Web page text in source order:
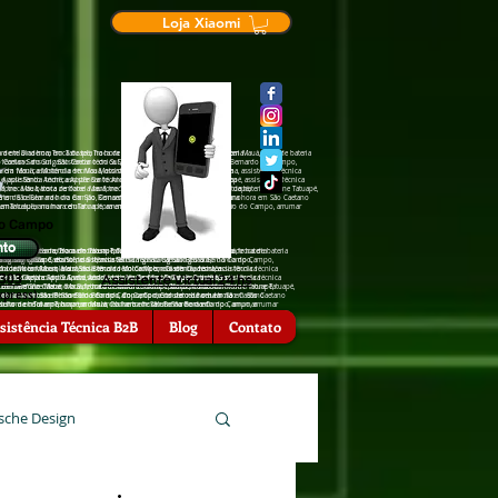
Diadema, Troca de tela na hora em Tatuapé, Troca de tela na hora em Mauá, troca de bateria
Sansumg São Caetano do Sul, assistência †écnica Sansumg São Bernardo do Campo,
†écnica Motorola em Mauá, assistência †écnica Motorola em Diadema, assistência †écnica
†écnica Apple Santo André, assistência †écnica Apple Tatuapé, assistência †écnica
de bateria zenfone Mauá, troca de bateria zenfone Tatuapé, troca de bateria iPhone Tatuapé,
de celular na hora em São Bernardo do Campo, Conserto de celular na hora em São Caetano
celular na hora emTatuapé, arrumar celular na hora em São Bernardo do Campo, arrumar
de tela na hora em Tatuapé, Troca de tela na hora em Mauá, troca de bateria
São Caetano do Sul, assistência †écnica Sansumg São Bernardo do Campo,
em Mauá, assistência †écnica Motorola em Diadema, assistência †écnica
Apple Santo André, assistência †écnica Apple Tatuapé, assistência †écnica
zenfone Mauá, troca de bateria zenfone Tatuapé, troca de bateria iPhone Tatuapé,
hora em São Bernardo do Campo, Conserto de celular na hora em São Caetano
emTatuapé, arrumar celular na hora em São Bernardo do Campo, arrumar
em Diadema, Troca de tela na hora em Tatuapé, Troca de tela na hora
Tatuapé, assistência †écnica Sansumg São Caetano do Sul,
†écnica Motorola em São Bernardo do Campo, assistência †écnica
Caetano do Sul, assistência †écnica Zenfone Tatuapé, assistência
São Caetano o Sul, troca de bateria zenfone São Bernardo do
de bateria iPhone São Bernardo do Campo, Conserto de celular na
de celular na hora em Mauá, Conserto de celular na hora em
celular na hora em Diadema.
Troca de tela na hora em Tatuapé, Troca de tela na hora em Mauá, troca de bateria
São Caetano do Sul, assistência †écnica Sansumg São Bernardo do Campo,
Motorola em Mauá, assistência †écnica Motorola em Diadema, assistência †écnica
†écnica Apple Santo André, assistência †écnica Apple Tatuapé, assistência †écnica
bateria zenfone Mauá, troca de bateria zenfone Tatuapé, troca de bateria iPhone Tatuapé,
na hora em São Bernardo do Campo, Conserto de celular na hora em São Caetano
na hora emTatuapé, arrumar celular na hora em São Bernardo do Campo, arrumar
tela na hora em Tatuapé, Troca de tela na hora em Mauá, troca de bateria
do Sul, assistência †écnica Sansumg São Bernardo do Campo,
Mauá, assistência †écnica Motorola em Diadema, assistência †écnica
Santo André, assistência †écnica Apple Tatuapé, assistência †écnica
Mauá, troca de bateria zenfone Tatuapé, troca de bateria iPhone Tatuapé,
São Bernardo do Campo, Conserto de celular na hora em São Caetano
arrumar celular na hora em São Bernardo do Campo, arrumar
Loja Xiaomi
Campo
Assistente Virtual 24 hs
Técnica B2B Blog Contato
Design